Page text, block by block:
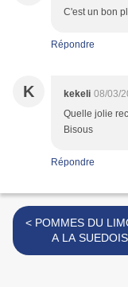
C'est un bon
Répondre
K kekeli 08/03/
Quelle jolie
Bisous
Répondre
< POMMES DU LIMOUSIN
A LA